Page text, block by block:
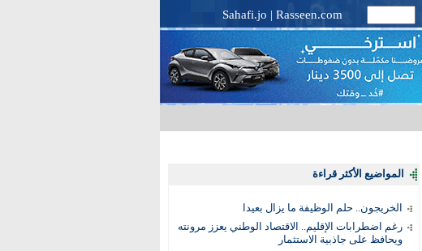
Sahafi.jo | Rasseen.com
المواضيع الأكثر قراءة
الخريجون.. حلم الوظيفة ما يزال بعيدا
رغم اضطرابات الإقليم.. الاقتصاد الوطني يعزز مرونته
ويحافظ على جاذبية الاستثمار